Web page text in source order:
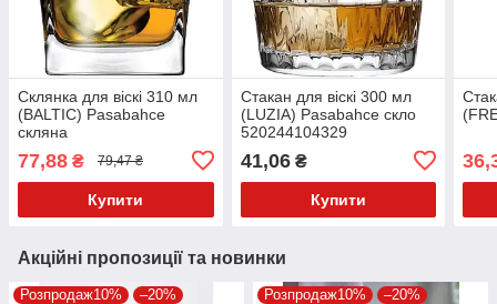
Склянка для віскі 310 мл
(BALTIC) Pasabahce
скляна
77,88 ₴ 79,47 ₴
Купити
Стакан для віскі 300 мл
(LUZIA) Pasabahce скло
520244104329
41,06₴
Купити
Акційні пропозиції та новинки
Розпродаж10% –20% Розпродаж10% –20%